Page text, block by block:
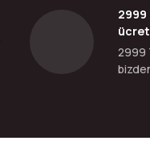
2999
2999